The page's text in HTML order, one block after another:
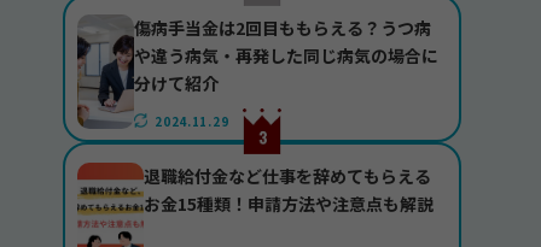
傷病手当金は2回目ももらえる？うつ病
や違う病気・再発した同じ病気の場合に
分けて紹介
2024.11.29
退職給付金など仕事を辞めてもらえる
お金15種類！申請方法や注意点も解説